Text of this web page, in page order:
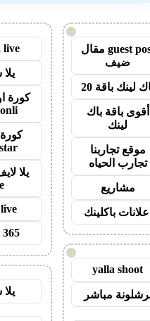
!
guest post مقال
ضيف
لينك باقة 20
أقوى باقة باك
لينك
موقع تجاربنا
تجارب الحياه
مشاريع
اعلانات باكلينك
!
yalla shoot
مباشر
live
كورة